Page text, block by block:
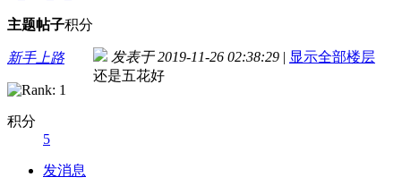
主题帖子积分
新手上路
积分
5
发消息
发表于 2019-11-26 02:38:29 | 显示全部楼层
还是五花好